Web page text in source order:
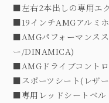
■左右2本出しの専用エ
■19インチAMGアルミ
■AMGパフォーマンス
ー/DINAMICA)
■AMGドライブコント
■スポーツシート(レザ
■専用レッドシートベル